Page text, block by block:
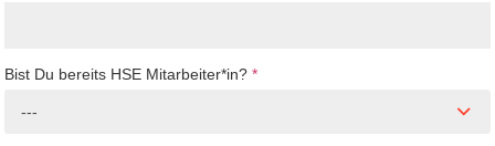
Bist Du bereits HSE Mitarbeiter*in?*
---